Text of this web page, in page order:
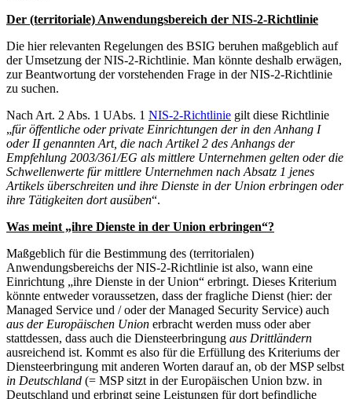
Der (territoriale) Anwendungsbereich der NIS-2-Richtlinie
Die hier relevanten Regelungen des BSIG beruhen maßgeblich auf
der Umsetzung der NIS-2-Richtlinie. Man könnte deshalb erwägen,
zur Beantwortung der vorstehenden Frage in der NIS-2-Richtlinie
zu suchen.
Nach Art. 2 Abs. 1 UAbs. 1 NIS-2-Richtlinie gilt diese Richtlinie
„für öffentliche oder private Einrichtungen der in den Anhang I
oder II genannten Art, die nach Artikel 2 des Anhangs der
Empfehlung 2003/361/EG als mittlere Unternehmen gelten oder die
Schwellenwerte für mittlere Unternehmen nach Absatz 1 jenes
Artikels überschreiten und ihre Dienste in der Union erbringen oder
ihre Tätigkeiten dort ausüben“.
Was meint „ihre Dienste in der Union erbringen“?
Maßgeblich für die Bestimmung des (territorialen)
Anwendungsbereichs der NIS-2-Richtlinie ist also, wann eine
Einrichtung „ihre Dienste in der Union“ erbringt. Dieses Kriterium
könnte entweder voraussetzen, dass der fragliche Dienst (hier: der
Managed Service und / oder der Managed Security Service) auch
aus der Europäischen Union erbracht werden muss oder aber
stattdessen, dass auch die Diensteerbringung aus Drittländern
ausreichend ist. Kommt es also für die Erfüllung des Kriteriums der
Diensteerbringung mit anderen Worten darauf an, ob der MSP selbst
in Deutschland (= MSP sitzt in der Europäischen Union bzw. in
Deutschland und erbringt seine Leistungen für dort befindliche